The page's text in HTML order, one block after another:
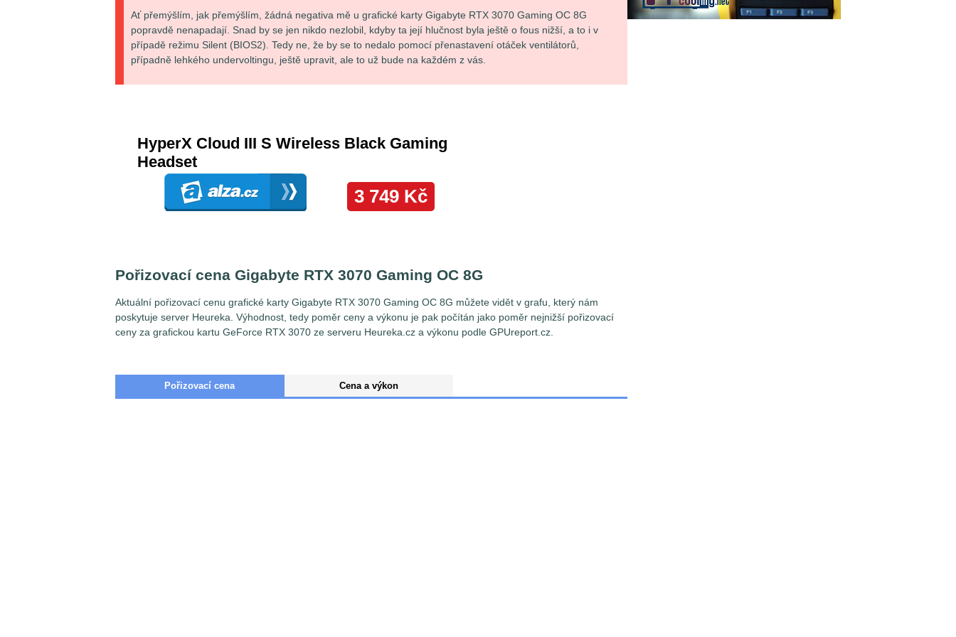
Ať přemýšlím, jak přemýšlím, žádná negativa mě u grafické karty Gigabyte RTX 3070 Gaming OC 8G
popravdě nenapadají. Snad by se jen nikdo nezlobil, kdyby ta její hlučnost byla ještě o fous nižší, a to i v
případě režimu Silent (BIOS2). Tedy ne, že by se to nedalo pomocí přenastavení otáček ventilátorů,
případně lehkého undervoltingu, ještě upravit, ale to už bude na každém z vás.
Pořizovací cena Gigabyte RTX 3070 Gaming OC 8G
Aktuální pořizovací cenu grafické karty Gigabyte RTX 3070 Gaming OC 8G můžete vidět v grafu, který nám
poskytuje server Heureka. Výhodnost, tedy poměr ceny a výkonu je pak počítán jako poměr nejnižší pořizovací
ceny za grafickou kartu GeForce RTX 3070 ze serveru Heureka.cz a výkonu podle GPUreport.cz.
Pořizovací cena Cena a výkon